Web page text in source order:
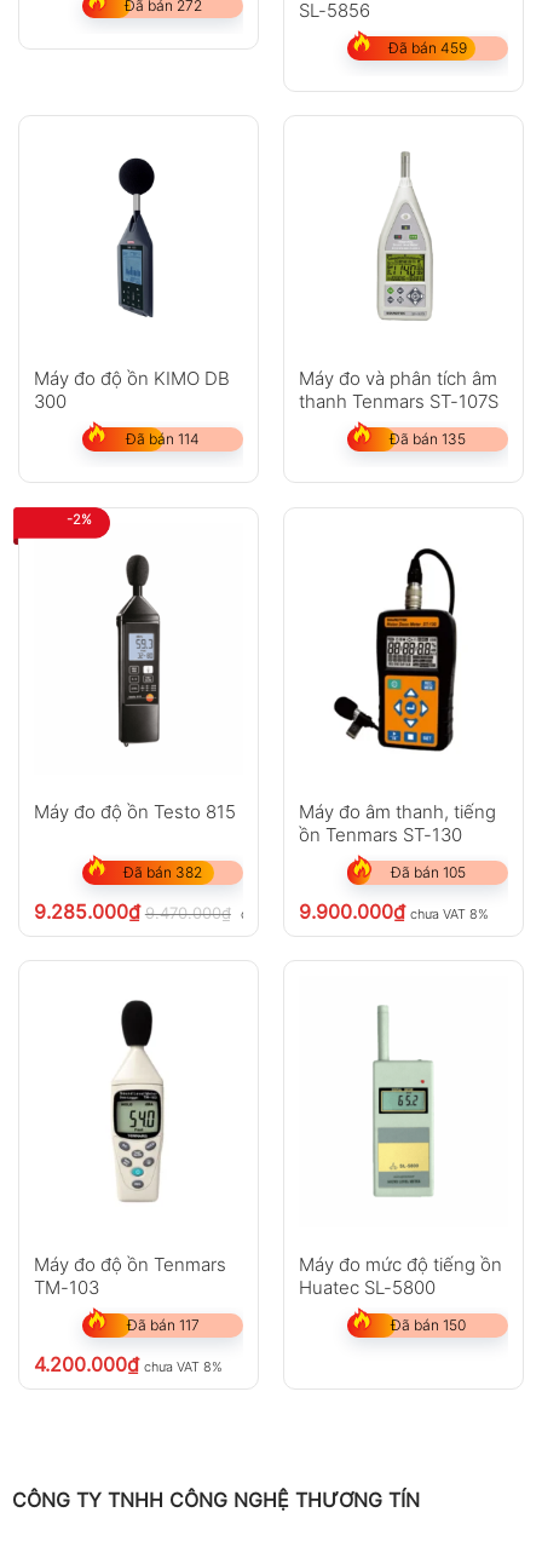
Đã bán 272 SL-5856
Đã bán 459
Máy đo độ ồn KIMO DB
300
Đã bán 114
Máy đo và phân tích âm
thanh Tenmars ST-107S
Đã bán 135
-2%
Máy đo độ ồn Testo 815
Đã bán 382
9.285.000₫ 9.470.000₫ chưa VAT 8%
Máy đo âm thanh, tiếng
ồn Tenmars ST-130
Đã bán 105
9.900.000₫ chưa VAT 8%
Máy đo độ ồn Tenmars
TM-103
Đã bán 117
4.200.000₫ chưa VAT 8%
Máy đo mức độ tiếng ồn
Huatec SL-5800
Đã bán 150
CÔNG TY TNHH CÔNG NGHỆ THƯƠNG TÍN